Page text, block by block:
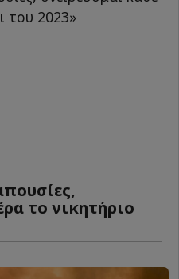
το νικητήριο